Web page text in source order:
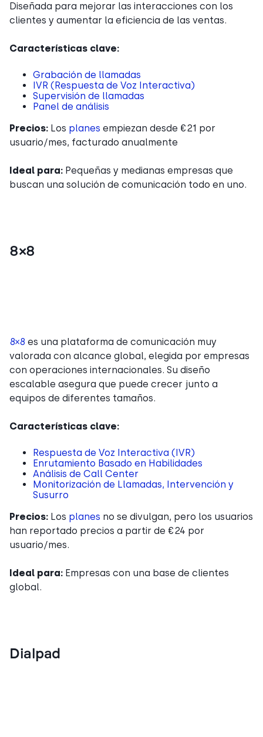
Diseñada para mejorar las interacciones con los
clientes y aumentar la eficiencia de las ventas.
Características clave:
Grabación de llamadas
IVR (Respuesta de Voz Interactiva)
Supervisión de llamadas
Panel de análisis
Precios: Los planes empiezan desde €21 por
usuario/mes, facturado anualmente
Ideal para: Pequeñas y medianas empresas que
buscan una solución de comunicación todo en uno.
8×8
8×8 es una plataforma de comunicación muy
valorada con alcance global, elegida por empresas
con operaciones internacionales. Su diseño
escalable asegura que puede crecer junto a
equipos de diferentes tamaños.
Características clave:
Respuesta de Voz Interactiva (IVR)
Enrutamiento Basado en Habilidades
Análisis de Call Center
Monitorización de Llamadas, Intervención y
Susurro
Precios: Los planes no se divulgan, pero los usuarios
han reportado precios a partir de €24 por
usuario/mes.
Ideal para: Empresas con una base de clientes
global.
Dialpad